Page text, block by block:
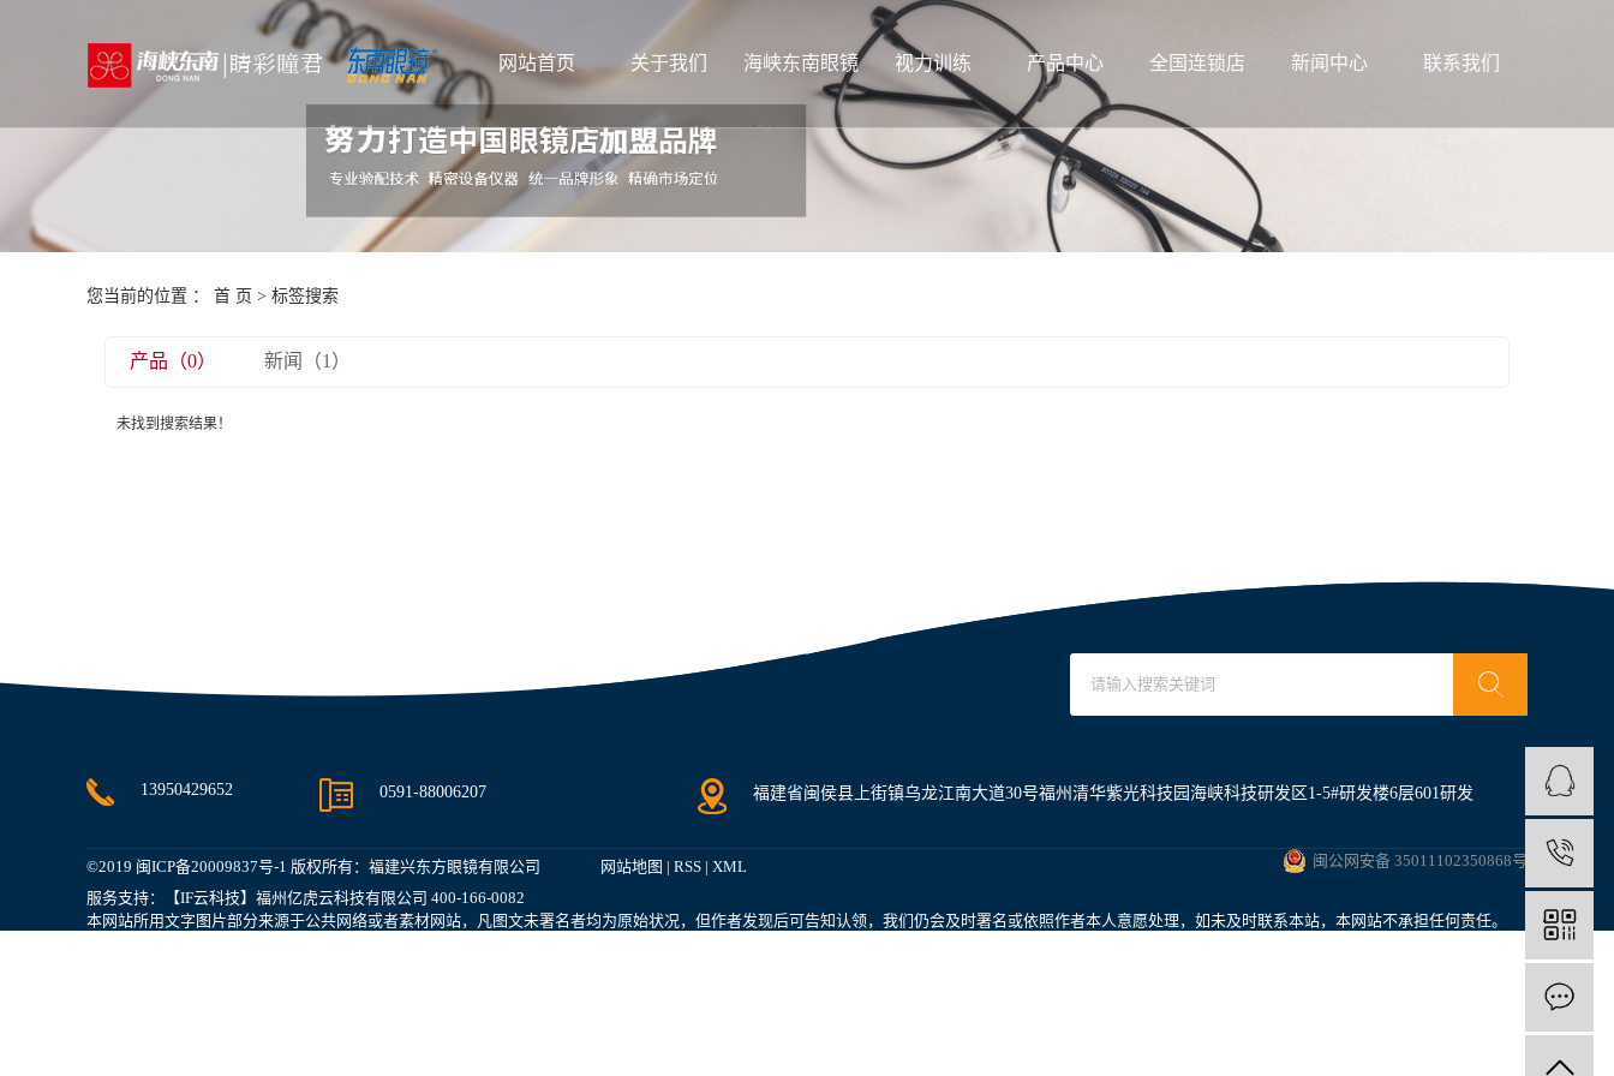
网站首页 关于我们 海峡东南眼镜 视力训练 产品中心 全国连锁店 新闻中心 联系我们
您当前的位置 ： 首 页 > 标签搜索
产品（0） 新闻（1）
未找到搜索结果！
13950429652 0591-88006207 福建省闽侯县上街镇乌龙江南大道30号福州清华紫光科技园海峡科技研发区1-5#研发楼6层601研发
©2019 闽ICP备20009837号-1 版权所有：福建兴东方眼镜有限公司
服务支持：【IF云科技】福州亿虎云科技有限公司 400-166-0082
网站地图 | RSS | XML 闽公网安备 35011102350868号
本网站所用文字图片部分来源于公共网络或者素材网站，凡图文未署名者均为原始状况，但作者发现后可告知认领，我们仍会及时署名或依照作者本人意愿处理，如未及时联系本站，本网站不承担任何责任。